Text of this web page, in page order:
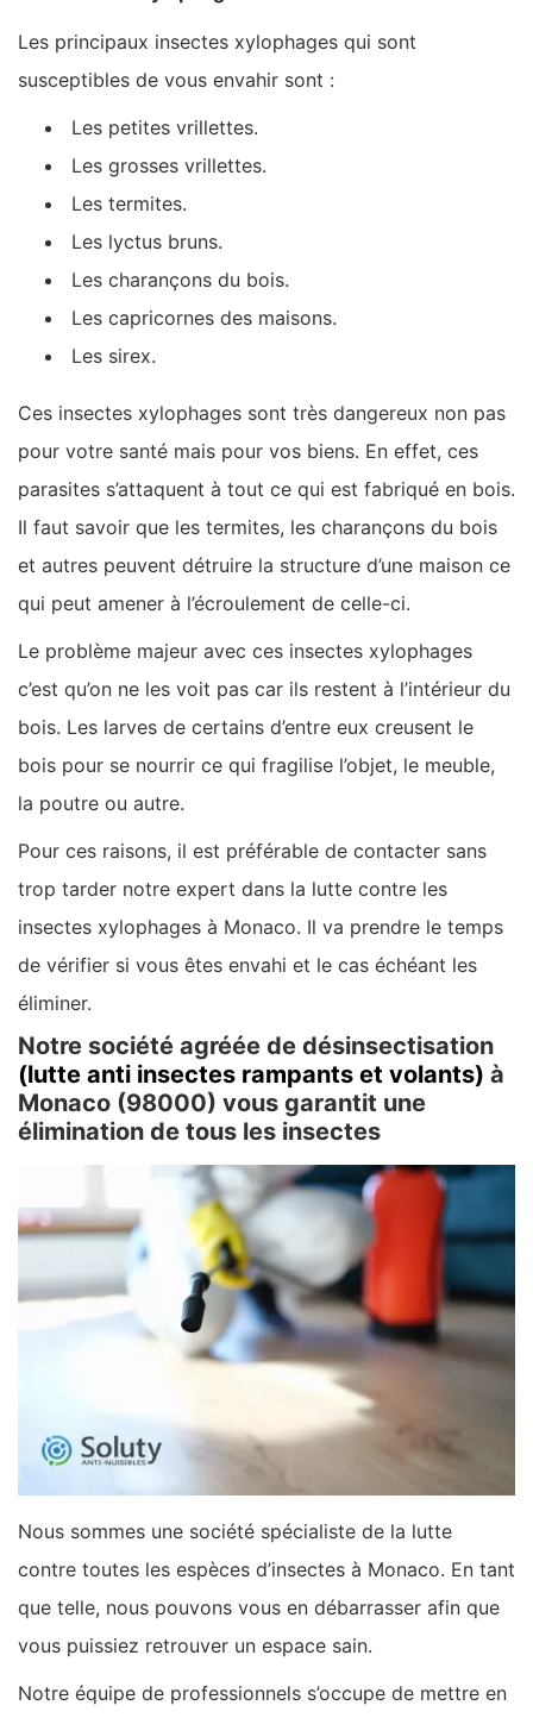
Les principaux insectes xylophages qui sont
susceptibles de vous envahir sont :
Les petites vrillettes.
Les grosses vrillettes.
Les termites.
Les lyctus bruns.
Les charançons du bois.
Les capricornes des maisons.
Les sirex.
Ces insectes xylophages sont très dangereux non pas
pour votre santé mais pour vos biens. En effet, ces
parasites s’attaquent à tout ce qui est fabriqué en bois.
Il faut savoir que les termites, les charançons du bois
et autres peuvent détruire la structure d’une maison ce
qui peut amener à l’écroulement de celle-ci.
Le problème majeur avec ces insectes xylophages
c’est qu’on ne les voit pas car ils restent à l’intérieur du
bois. Les larves de certains d’entre eux creusent le
bois pour se nourrir ce qui fragilise l’objet, le meuble,
la poutre ou autre.
Pour ces raisons, il est préférable de contacter sans
trop tarder notre expert dans la lutte contre les
insectes xylophages à Monaco. Il va prendre le temps
de vérifier si vous êtes envahi et le cas échéant les
éliminer.
Notre société agréée de désinsectisation
(lutte anti insectes rampants et volants) à
Monaco (98000) vous garantit une
élimination de tous les insectes
Nous sommes une société spécialiste de la lutte
contre toutes les espèces d’insectes à Monaco. En tant
que telle, nous pouvons vous en débarrasser afin que
vous puissiez retrouver un espace sain.
Notre équipe de professionnels s’occupe de mettre en